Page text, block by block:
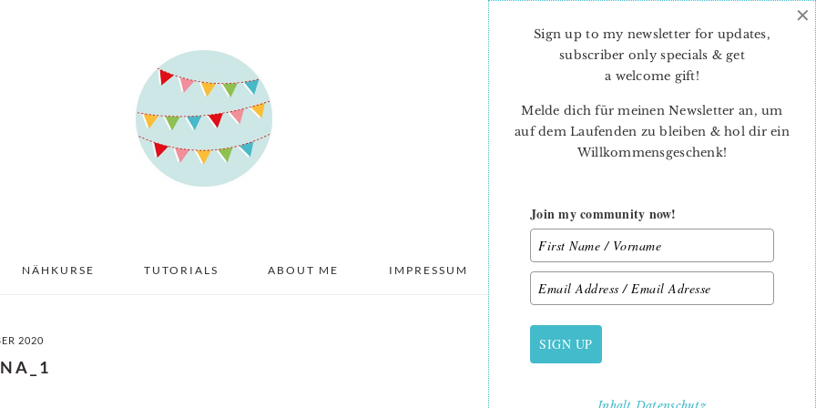
NÄHKURSE TUTORIALS ABOUT ME IMPRESSUM DATENSCHUTZ
2020
PRIMARY
SIDEBAR
Sign up to my newsletter for updates,
subscriber only specials & get
a welcome gift!
Melde dich für meinen Newsletter an, um
auf dem Laufenden zu bleiben & hol dir ein
Willkommensgeschenk!
Join my community now!
SIGN UP
×